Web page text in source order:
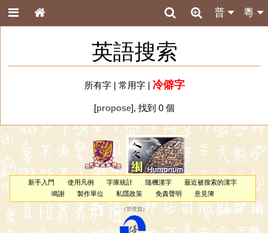
粵
普
英語搜索
所有字| 常用字| 冷僻字
[propose], 找到 0 個
新手入門 使用凡例 字庫統計 隨機漢字
最近被搜索的漢字
鳴謝
製作單位 私隱政策 免責聲明 意見簿
（管理員 ）